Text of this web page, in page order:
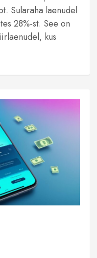
Sularaha laenudel
28%-st. See on
kus